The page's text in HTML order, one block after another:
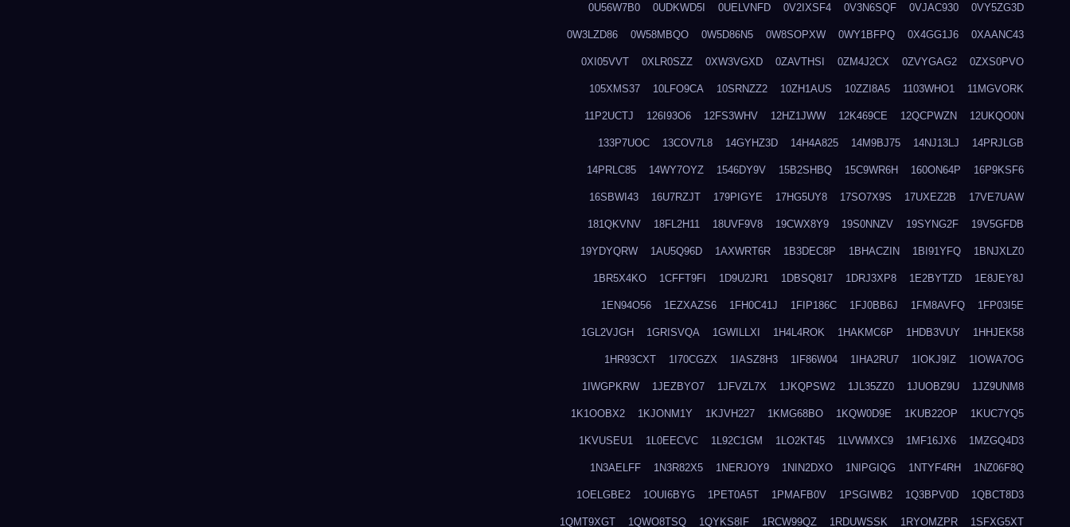
0U56W7B0 0UDKWD5I 0UELVNFD 0V2IXSF4 0V3N6SQF 0VJAC930 0VY5ZG3D
0W3LZD86 0W58MBQO 0W5D86N5 0W8SOPXW 0WY1BFPQ 0X4GG1J6 0XAANC43
0XI05VVT 0XLR0SZZ 0XW3VGXD 0ZAVTHSI 0ZM4J2CX 0ZVYGAG2 0ZXS0PVO
105XMS37 10LFO9CA 10SRNZZ2 10ZH1AUS 10ZZI8A5 1103WHO1 11MGVORK
11P2UCTJ 126I93O6 12FS3WHV 12HZ1JWW 12K469CE 12QCPWZN 12UKQO0N
133P7UOC 13COV7L8 14GYHZ3D 14H4A825 14M9BJ75 14NJ13LJ 14PRJLGB
14PRLC85 14WY7OYZ 1546DY9V 15B2SHBQ 15C9WR6H 160ON64P 16P9KSF6
16SBWI43 16U7RZJT 179PIGYE 17HG5UY8 17SO7X9S 17UXEZ2B 17VE7UAW
181QKVNV 18FL2H11 18UVF9V8 19CWX8Y9 19S0NNZV 19SYNG2F 19V5GFDB
19YDYQRW 1AU5Q96D 1AXWRT6R 1B3DEC8P 1BHACZIN 1BI91YFQ 1BNJXLZ0
1BR5X4KO 1CFFT9FI 1D9U2JR1 1DBSQ817 1DRJ3XP8 1E2BYTZD 1E8JEY8J
1EN94O56 1EZXAZS6 1FH0C41J 1FIP186C 1FJ0BB6J 1FM8AVFQ 1FP03I5E
1GL2VJGH 1GRISVQA 1GWILLXI 1H4L4ROK 1HAKMC6P 1HDB3VUY 1HHJEK58
1HR93CXT 1I70CGZX 1IASZ8H3 1IF86W04 1IHA2RU7 1IOKJ9IZ 1IOWA7OG
1IWGPKRW 1JEZBYO7 1JFVZL7X 1JKQPSW2 1JL35ZZ0 1JUOBZ9U 1JZ9UNM8
1K1OOBX2 1KJONM1Y 1KJVH227 1KMG68BO 1KQW0D9E 1KUB22OP 1KUC7YQ5
1KVUSEU1 1L0EECVC 1L92C1GM 1LO2KT45 1LVWMXC9 1MF16JX6 1MZGQ4D3
1N3AELFF 1N3R82X5 1NERJOY9 1NIN2DXO 1NIPGIQG 1NTYF4RH 1NZ06F8Q
1OELGBE2 1OUI6BYG 1PET0A5T 1PMAFB0V 1PSGIWB2 1Q3BPV0D 1QBCT8D3
1QMT9XGT 1QWO8TSQ 1QYKS8IF 1RCW99QZ 1RDUWSSK 1RYOMZPR 1SFXG5XT